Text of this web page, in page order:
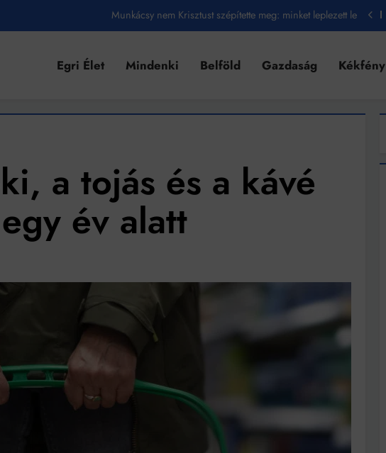
Munkácsy nem Krisztust szépítette meg: minket leplezett le
Amikor a Tetris boldogabbá tesz, mint a szerelem
Ki akarsz törni. De miből?
Az öregség nem csak ránc?
Az ördög még mindig Pradát visel. De te miért öltözöl hozzá?
Mindenki a világot akarja uralni – de nem csak a 80-as években
Bitumenes lapostetők: a bevált technológia akkor működik, ha jól van felújítva
szakértők szerint akár 5 százalékkal is nőhetnek a bérleti díjak a ponthatárhirdetés
Amikor a Tetris boldogabbá tesz, mint a szerelem
Egri Élet Mindenki Belföld Gazdaság Kékfény
a tojás és a kávé
év alatt